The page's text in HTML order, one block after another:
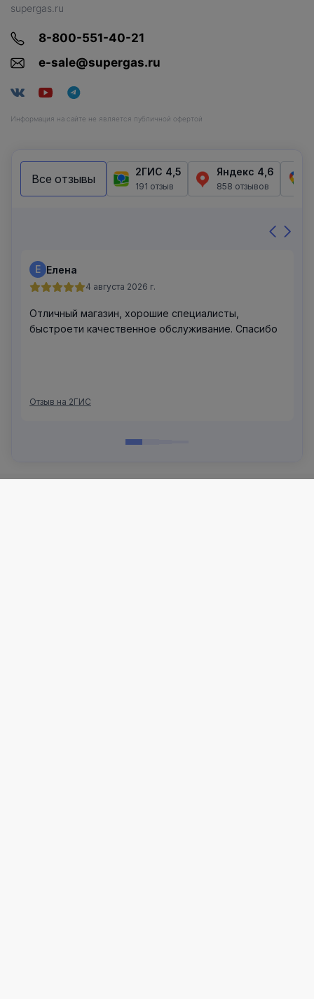
supergas.ru
8-800-551-40-21
e-sale@supergas.ru
Информация на сайте не является публичной офертой